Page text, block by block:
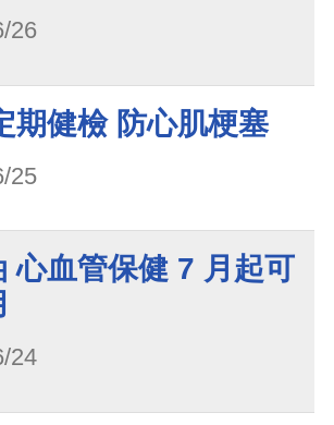
26
期健檢 防心肌梗塞
25
心血管保健 7 月起可
24